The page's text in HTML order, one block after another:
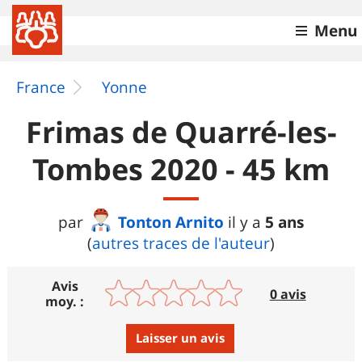
Menu
France Yonne
Frimas de Quarré-les-
Tombes 2020 - 45 km
par Tonton Arnito il y a 5 ans
(autres traces de l'auteur)
Avis
moy. :
0 avis
Laisser un avis